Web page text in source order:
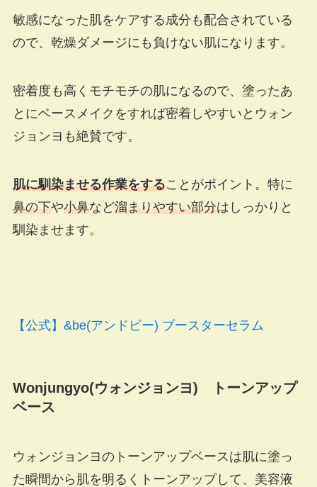
敏感になった肌をケアする成分も配合されている
ので、乾燥ダメージにも負けない肌になります。
密着度も高くモチモチの肌になるので、塗ったあ
とにベースメイクをすれば密着しやすいとウォン
ジョンヨも絶賛です。
肌に馴染ませる作業をすることがポイント。特に
鼻の下や小鼻など溜まりやすい部分はしっかりと
馴染ませます。
【公式】&be(アンドビー) ブースターセラム
Wonjungyo(ウォンジョンヨ) トーンアップ
ベース
ウォンジョンヨのトーンアップベースは肌に塗っ
た瞬間から肌を明るくトーンアップして、美容液